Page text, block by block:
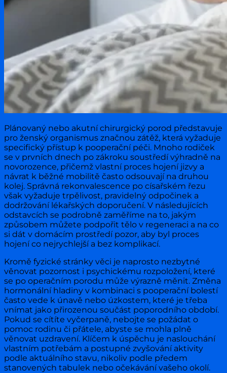
Plánovaný nebo akutní chirurgický porod představuje
pro ženský organismus značnou zátěž, která vyžaduje
specifický přístup k pooperační péči. Mnoho rodiček
se v prvních dnech po zákroku soustředí výhradně na
novorozence, přičemž vlastní proces hojení jizvy a
návrat k běžné mobilitě často odsouvají na druhou
kolej. Správná rekonvalescence po císařském řezu
však vyžaduje trpělivost, pravidelný odpočinek a
dodržování lékařských doporučení. V následujících
odstavcích se podrobně zaměříme na to, jakým
způsobem můžete podpořit tělo v regeneraci a na co
si dát v domácím prostředí pozor, aby byl proces
hojení co nejrychlejší a bez komplikací.
Kromě fyzické stránky věci je naprosto nezbytné
věnovat pozornost i psychickému rozpoložení, které
se po operačním porodu může výrazně měnit. Změna
hormonální hladiny v kombinaci s pooperační bolestí
často vede k únavě nebo úzkostem, které je třeba
vnímat jako přirozenou součást poporodního období.
Pokud se cítíte vyčerpaně, nebojte se požádat o
pomoc rodinu či přátele, abyste se mohla plně
věnovat uzdravení. Klíčem k úspěchu je naslouchání
vlastním potřebám a postupné zvyšování aktivity
podle aktuálního stavu, nikoliv podle předem
stanovených tabulek nebo očekávání vašeho okolí.